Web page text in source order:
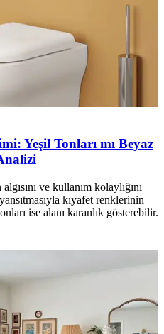
Yeşil Tonları mı Beyaz
ve kullanım kolaylığını
kıyafet renklerinin
ise alanı karanlık gösterebilir.